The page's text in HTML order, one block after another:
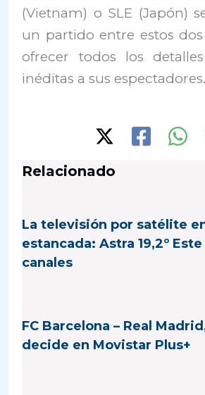
(Vietnam) o SLE (Japón)
un partido entre estos
ofrecer todos los
inéditas a sus espectadores.
Relacionado
La televisión por satélite
estancada: Astra 19,2º
canales
FC Barcelona – Real
decide en Movistar Plus+